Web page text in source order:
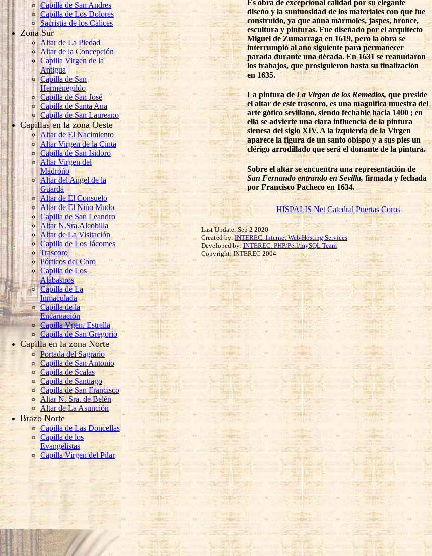
Capilla de San Andres
Capilla de Los Dolores
Sacristia de los Calices
Zona Sur
Altar de La Piedad
Altar de la Concepción
Capilla Virgen de la
Antigua
Capilla de San
Hermenegildo
Capilla de San José
Capilla de Santa Ana
Capilla de San Laureano
Capillas en la zona Oeste
Altar de El Nacimiento
Altar Virgen de la Cinta
Capilla de San Isidoro
Altar Virgen del
Madrońo
Altar del Angel de la
Guarda
Altar de El Consuelo
Altar de El Nińo Mudo
Capilla de San Leandro
Altar N.Sra.Alcobilla
Altar de La Visitación
Capilla de Los Jácomes
Trascoro
Pórticos del Coro
Capilla de Los
Alabastros
Capilla de La
Inmaculada
Capilla de la
Encarnación
Capilla Vgen. Estrella
Capilla de San Gregorio
Capilla en la zona Norte
Portada del Sagrario
Capilla de San Antonio
Capilla de Scalas
Capilla de Santiago
Capilla de San Francisco
Altar N. Sra. de Belén
Altar de La Asunción
Brazo Norte
Capilla de Las Doncellas
Capilla de los
Evangelistas
Capilla Virgen del Pilar
Es obra de excepcional calidad por su elegante
diseńo y la suntuosidad de los materiales con que fue
construido, ya que aúna mármoles, jaspes, bronce,
escultura y pinturas. Fue diseńado por el arquitecto
Miguel de Zumarraga en 1619, pero la obra se
interrumpió al ańo siguiente para permanecer
parada durante una década. En 1631 se reanudaron
los trabajos, que prosiguieron hasta su finalización
en 1635.
La pintura deLa Virgen de los Remedios, que preside
el altar de este trascoro, es una magnifica muestra del
arte gótico sevillano, siendo fechable hacia 1400 ; en
ella se advierte una clara influencia de la pintura
sienesa del siglo XIV. A la izquierda de la Virgen
aparece la figura de un santo obispo y a sus pies un
clérigo arrodillado que será el donante de la pintura.
Sobre el altar se encuentra una representación de
San Fernando entrando en Sevilla, firmada y fechada
por Francisco Pacheco en 1634.
HISPALIS Net Catedral Puertas Coros
Last Update: Sep 2 2020
Created by:INTEREC. Internet Web Hosting Services
Developed by: INTEREC. PHP/Perl/mySQL Team
Copyright: INTEREC 2004